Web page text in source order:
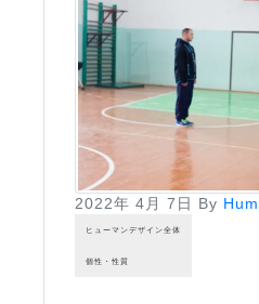
2022年 4月 7日 By
ヒューマンデザイン全体
個性・性質